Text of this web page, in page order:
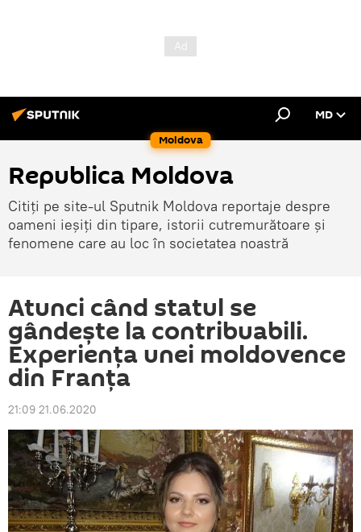
Moldova
MD
Republica Moldova
Citiți pe site-ul Sputnik Moldova reportaje despre
oameni ieșiți din tipare, istorii cutremurătoare și
fenomene care au loc în societatea noastră
Atunci când statul se
gândește la contribuabili.
Experiența unei moldovence
din Franța
21:09 21.06.2020